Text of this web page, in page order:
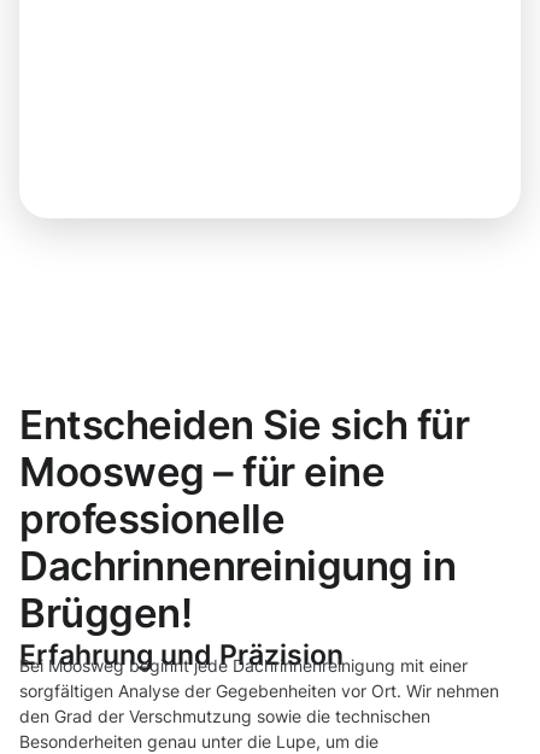
Entscheiden Sie sich für
Moosweg – für eine
professionelle
Dachrinnenreinigung in
Brüggen!
Erfahrung und Präzision
Bei Moosweg beginnt jede Dachrinnenreinigung mit einer
sorgfältigen Analyse der Gegebenheiten vor Ort. Wir nehmen
den Grad der Verschmutzung sowie die technischen
Besonderheiten genau unter die Lupe, um die